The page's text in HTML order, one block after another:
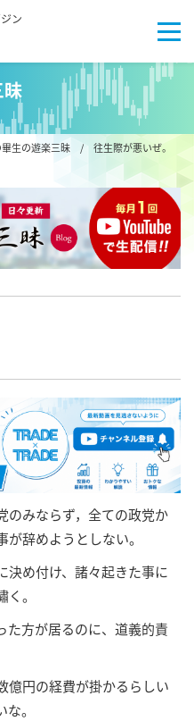
ン
生の遊楽三昧 / 往生際が悪いぜ。
のみならず，全ての政党か
辞めようとしない。
決め付け、諸々起きた事に
。
た方が居るのに、道義的責
億円の経費が掛かるらしい
。